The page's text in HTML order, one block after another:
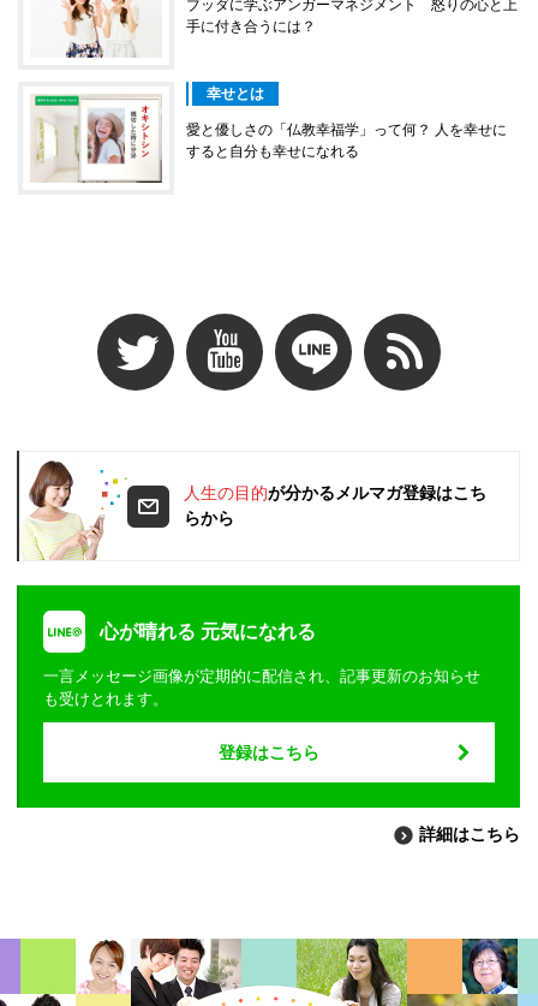
ブッダに学ぶアンガーマネジメント 怒りの心と上
手に付き合うには？
幸せとは
愛と優しさの「仏教幸福学」って何？ 人を幸せに
すると自分も幸せになれる
人生の目的が分かるメルマガ登録はこち
らから
心が晴れる 元気になれる
一言メッセージ画像が定期的に配信され、記事更新のお知らせ
も受けとれます。
登録はこちら
詳細はこちら